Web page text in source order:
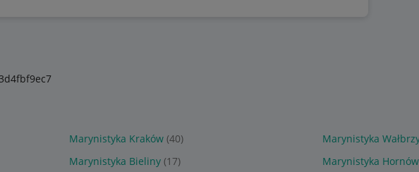
Marynistyka Kraków (40) Marynistyka
Marynistyka Bieliny (17) Marynistyka